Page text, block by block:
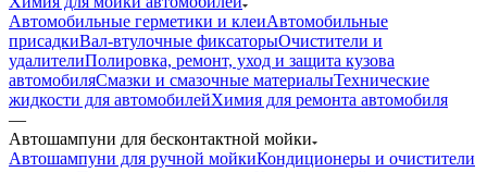
Автомобильные герметики и клеиАвтомобильные
присадкиВал-втулочные фиксаторыОчистители и
удалителиПолировка, ремонт, уход и защита кузова
автомобиляСмазки и смазочные материалыТехнические
жидкости для автомобилейХимия для ремонта автомобиля
—
Автошампуни для бесконтактной мойки
Автошампуни для ручной мойкиКондиционеры и очистители